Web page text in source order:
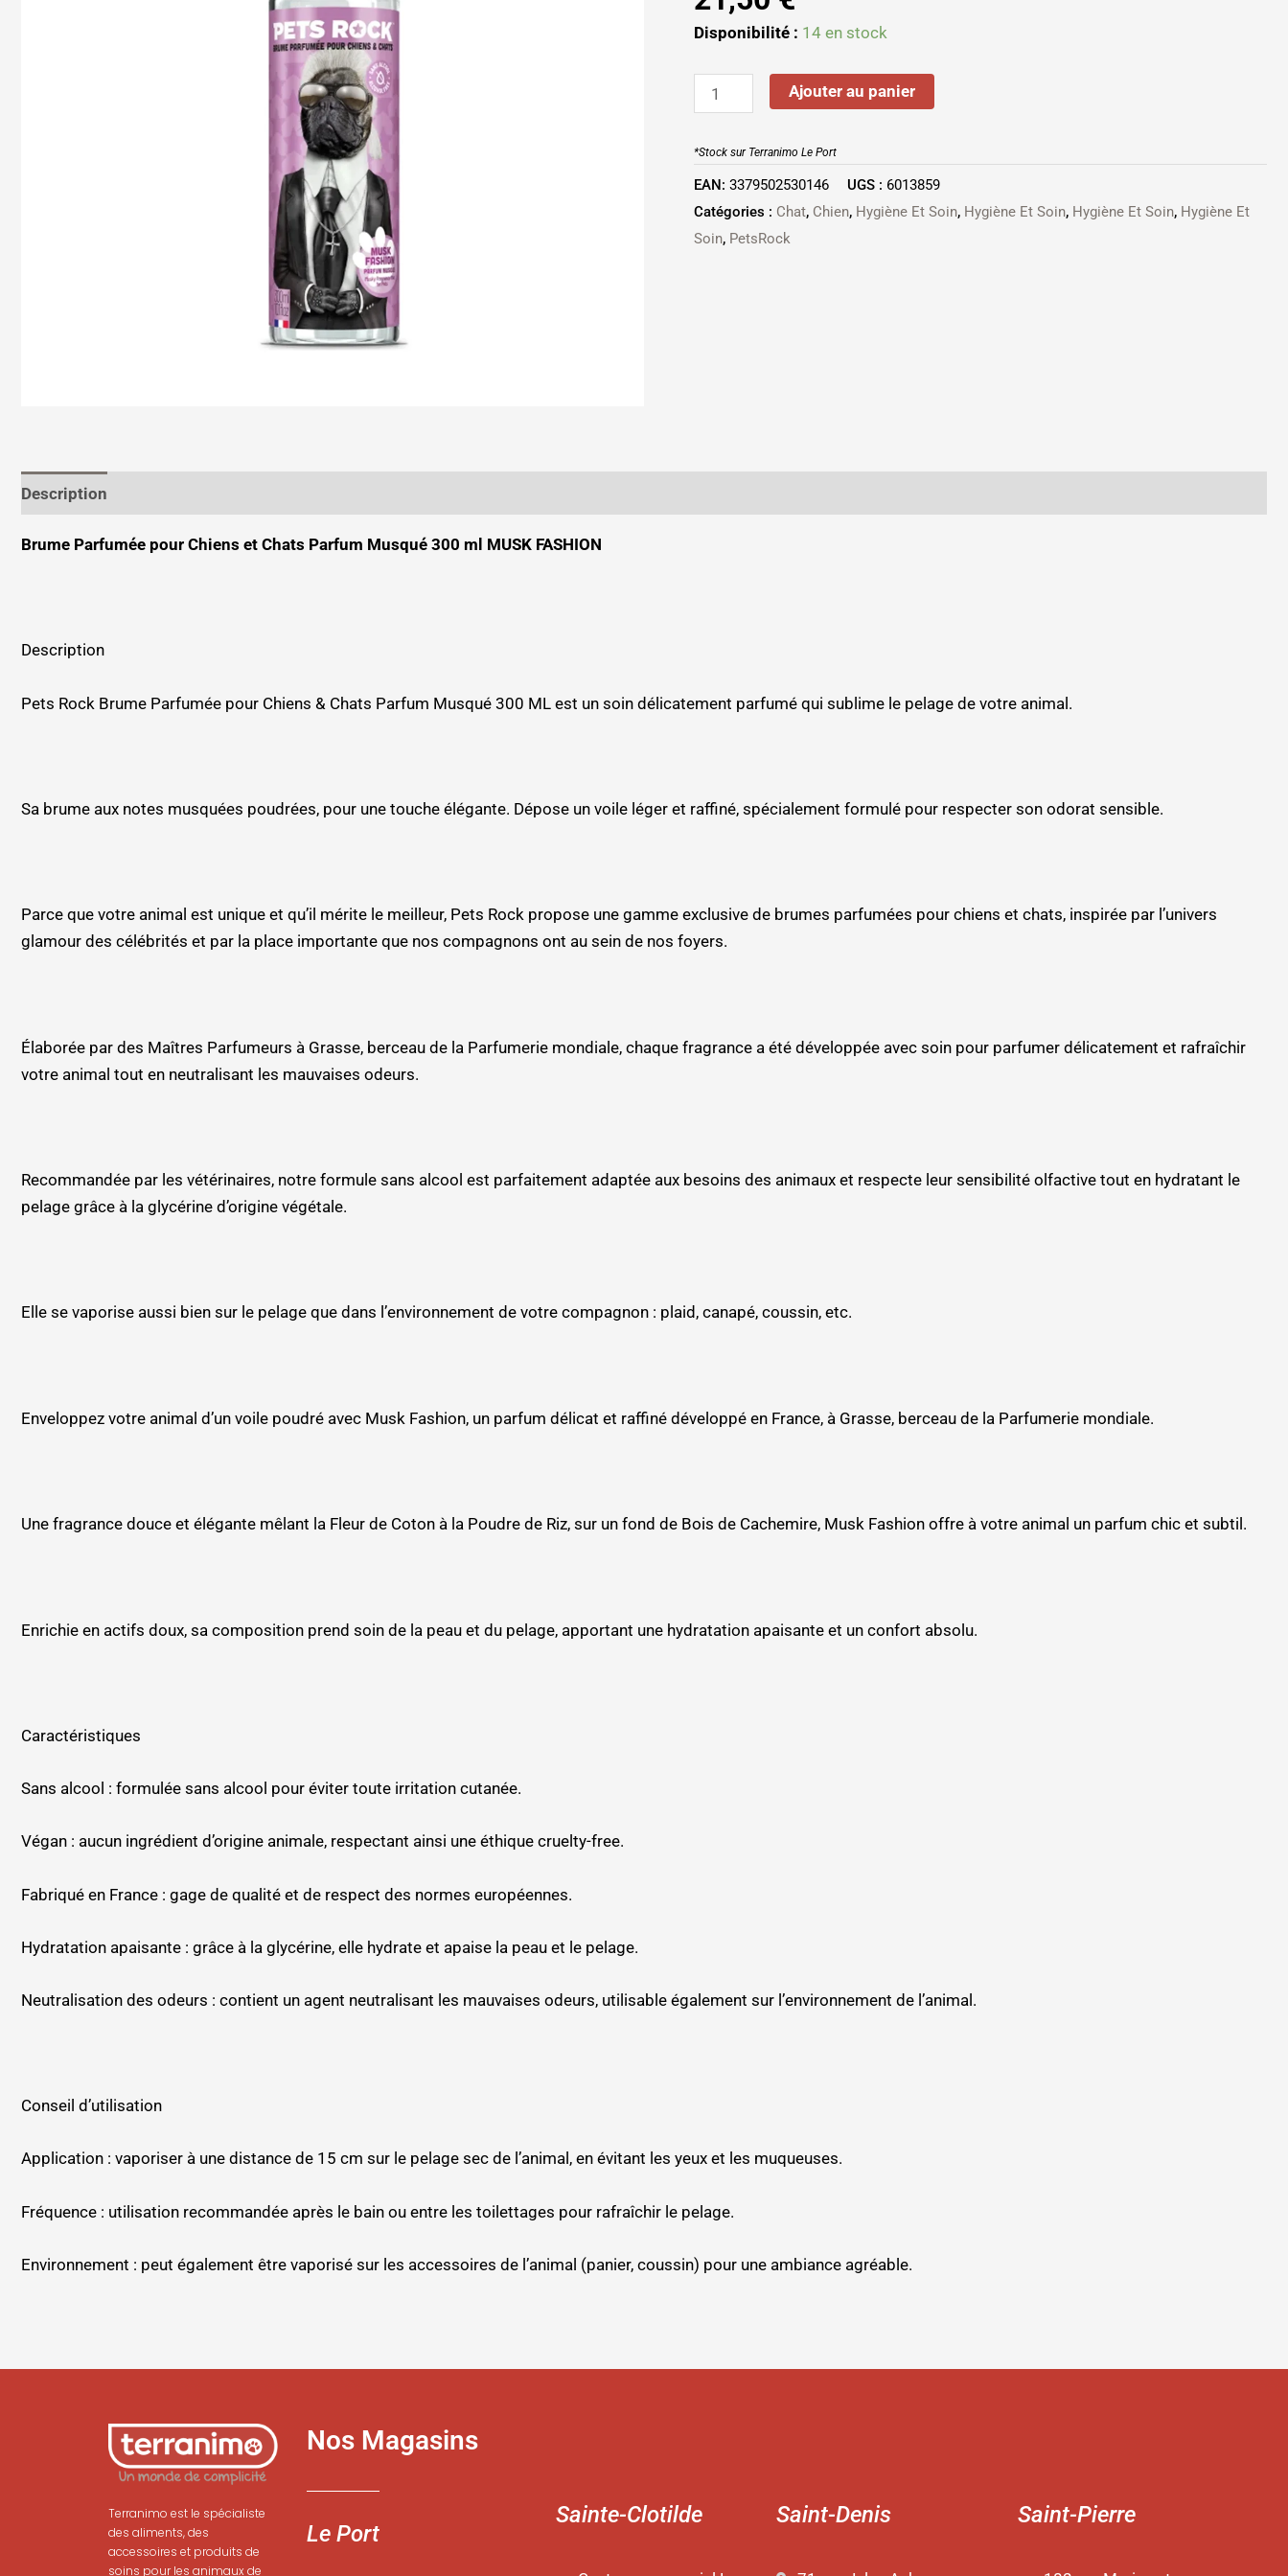
Disponibilité : 14 en stock
Parfum
Musqué
MUSK
FASHION
Ajouter au panier
*Stock sur Terranimo Le Port
EAN: 3379502530146 UGS : 6013859
Catégories : Chat, Chien, Hygiène Et Soin, Hygiène Et Soin, Hygiène Et Soin, Hygiène Et
Soin, PetsRock
Description
Brume Parfumée pour Chiens et Chats Parfum Musqué 300 ml MUSK FASHION
Description
Pets Rock Brume Parfumée pour Chiens & Chats Parfum Musqué 300 ML est un soin délicatement parfumé qui sublime le pelage de votre animal.
Sa brume aux notes musquées poudrées, pour une touche élégante. Dépose un voile léger et raffiné, spécialement formulé pour respecter son odorat sensible.
Parce que votre animal est unique et qu’il mérite le meilleur, Pets Rock propose une gamme exclusive de brumes parfumées pour chiens et chats, inspirée par l’univers
glamour des célébrités et par la place importante que nos compagnons ont au sein de nos foyers.
Élaborée par des Maîtres Parfumeurs à Grasse, berceau de la Parfumerie mondiale, chaque fragrance a été développée avec soin pour parfumer délicatement et rafraîchir
votre animal tout en neutralisant les mauvaises odeurs.
Recommandée par les vétérinaires, notre formule sans alcool est parfaitement adaptée aux besoins des animaux et respecte leur sensibilité olfactive tout en hydratant le
pelage grâce à la glycérine d’origine végétale.
Elle se vaporise aussi bien sur le pelage que dans l’environnement de votre compagnon : plaid, canapé, coussin, etc.
Enveloppez votre animal d’un voile poudré avec Musk Fashion, un parfum délicat et raffiné développé en France, à Grasse, berceau de la Parfumerie mondiale.
Une fragrance douce et élégante mêlant la Fleur de Coton à la Poudre de Riz, sur un fond de Bois de Cachemire, Musk Fashion offre à votre animal un parfum chic et subtil.
Enrichie en actifs doux, sa composition prend soin de la peau et du pelage, apportant une hydratation apaisante et un confort absolu.
Caractéristiques
Sans alcool : formulée sans alcool pour éviter toute irritation cutanée.
Végan : aucun ingrédient d’origine animale, respectant ainsi une éthique cruelty-free.
Fabriqué en France : gage de qualité et de respect des normes européennes.
Hydratation apaisante : grâce à la glycérine, elle hydrate et apaise la peau et le pelage.
Neutralisation des odeurs : contient un agent neutralisant les mauvaises odeurs, utilisable également sur l’environnement de l’animal.
Conseil d’utilisation
Application : vaporiser à une distance de 15 cm sur le pelage sec de l’animal, en évitant les yeux et les muqueuses.
Fréquence : utilisation recommandée après le bain ou entre les toilettages pour rafraîchir le pelage.
Environnement : peut également être vaporisé sur les accessoires de l’animal (panier, coussin) pour une ambiance agréable.
Terranimo est le spécialiste
des aliments, des
accessoires et produits de
soins pour les animaux de
Nos Magasins
Le Port
Sainte-Clotilde Saint-Denis Saint-Pierre